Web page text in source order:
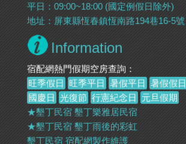
平日：09:00~18:00 (國定例假日除外)
地址：屏東縣恆春鎮恆南路194巷16-5號
Information
宿配網熱門假期空房查詢：
旺季假日
旺季平日 暑假平日 暑假假日
國慶日 光復節 行憲紀念日
元旦假期
★墾丁民宿 墾丁樂雅居民宿
★墾丁民宿 墾丁雨後的彩虹
墾丁民宿 宿配網製作維護